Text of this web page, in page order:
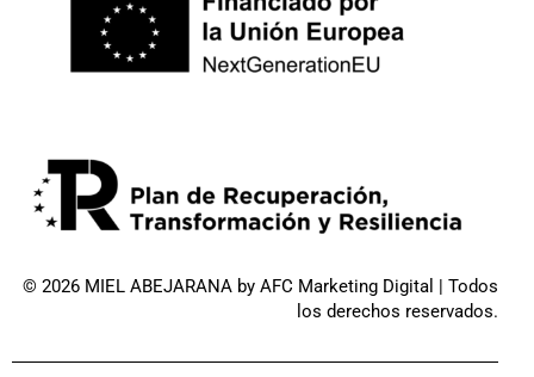
© 2026 MIEL ABEJARANA by AFC Marketing Digital | Todos
los derechos reservados.